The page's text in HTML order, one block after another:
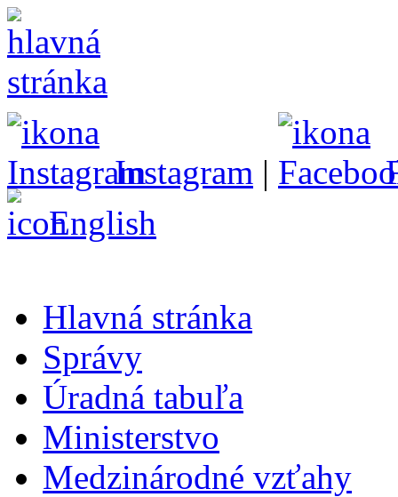
Instagram |
English
Hlavná stránka
Správy
Úradná tabuľa
Ministerstvo
Medzinárodné vzťahy